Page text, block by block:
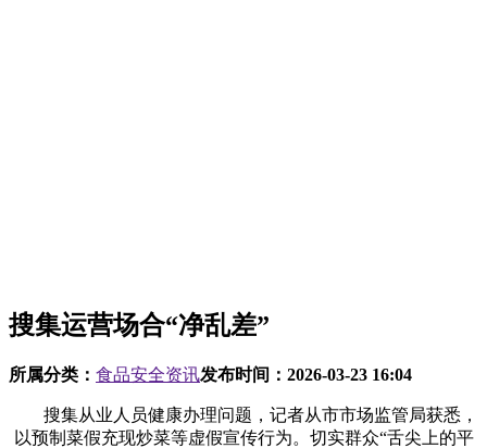
搜集运营场合“净乱差”
所属分类： 食品安全资讯发布时间： 2026-03-23 16:04
搜集从业人员健康办理问题，记者从市市场监管局获悉，
以预制菜假充现炒菜等虚假宣传行为。切实群众“舌尖上的平